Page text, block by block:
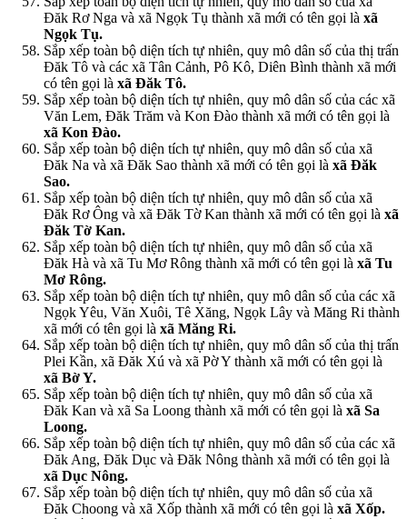
Đăk Rơ Nga và xã Ngọk Tụ thành xã mới có tên gọi là xã
Ngọk Tụ.
Sắp xếp toàn bộ diện tích tự nhiên, quy mô dân số của thị trấn
Đăk Tô và các xã Tân Cảnh, Pô Kô, Diên Bình thành xã mới
có tên gọi là xã Đăk Tô.
Sắp xếp toàn bộ diện tích tự nhiên, quy mô dân số của các xã
Văn Lem, Đăk Trăm và Kon Đào thành xã mới có tên gọi là
xã Kon Đào.
Sắp xếp toàn bộ diện tích tự nhiên, quy mô dân số của xã
Đăk Na và xã Đăk Sao thành xã mới có tên gọi là xã Đăk
Sao.
Sắp xếp toàn bộ diện tích tự nhiên, quy mô dân số của xã
Đăk Rơ Ông và xã Đăk Tờ Kan thành xã mới có tên gọi là xã
Đăk Tờ Kan.
Sắp xếp toàn bộ diện tích tự nhiên, quy mô dân số của xã
Đăk Hà và xã Tu Mơ Rông thành xã mới có tên gọi là xã Tu
Mơ Rông.
Sắp xếp toàn bộ diện tích tự nhiên, quy mô dân số của các xã
Ngọk Yêu, Văn Xuôi, Tê Xăng, Ngọk Lây và Măng Ri thành
xã mới có tên gọi là xã Măng Ri.
Sắp xếp toàn bộ diện tích tự nhiên, quy mô dân số của thị trấn
Plei Kần, xã Đăk Xú và xã Pờ Y thành xã mới có tên gọi là
xã Bờ Y.
Sắp xếp toàn bộ diện tích tự nhiên, quy mô dân số của xã
Đăk Kan và xã Sa Loong thành xã mới có tên gọi là xã Sa
Loong.
Sắp xếp toàn bộ diện tích tự nhiên, quy mô dân số của các xã
Đăk Ang, Đăk Dục và Đăk Nông thành xã mới có tên gọi là
xã Dục Nông.
Sắp xếp toàn bộ diện tích tự nhiên, quy mô dân số của xã
Đăk Choong và xã Xốp thành xã mới có tên gọi là xã Xốp.